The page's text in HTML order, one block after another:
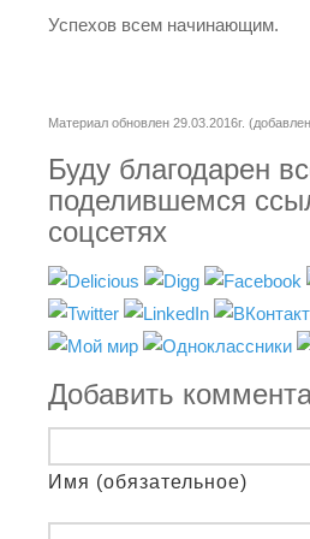
Успехов всем начинающим.
Материал обновлен 29.03.2016г.
Буду благодарен
поделившемся
соцсетях
Добавить
Имя (обязательное)